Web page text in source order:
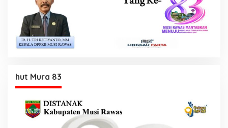
hut Mura 83